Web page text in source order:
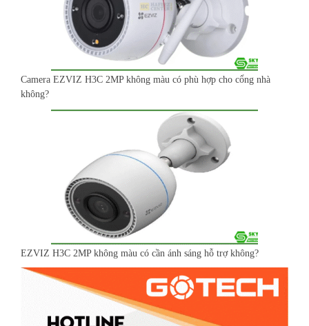
Camera EZVIZ H3C 2MP không màu có phù hợp cho cổng nhà
không?
EZVIZ H3C 2MP không màu có cần ánh sáng hỗ trợ không?